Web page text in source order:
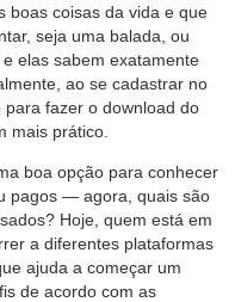
boas coisas da vida e que
seja uma balada, ou
elas sabem exatamente
ao se cadastrar no
fazer o download do
mais prático.
boa opção para conhecer
pagos — agora, quais são
Hoje, quem está em
a diferentes plataformas
ajuda a começar um
de acordo com as